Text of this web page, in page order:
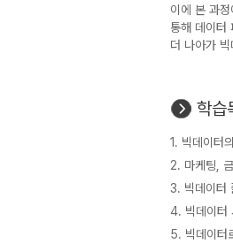
이에 본 과
통해 데이터
더 나아가
학습
1. 빅데이터
2. 마케팅,
3. 빅데이터
4. 빅데이터
5. 빅데이터